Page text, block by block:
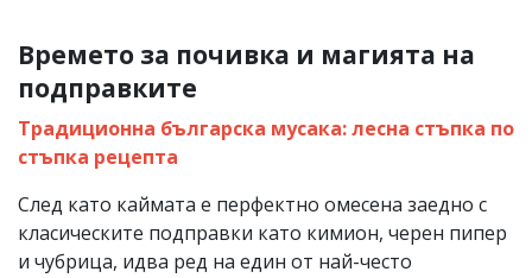
Времето за почивка и магията на
подправките
Традиционна българска мусака: лесна стъпка по
стъпка рецепта
След като каймата е перфектно омесена заедно с
класическите подправки като кимион, черен пипер
и чубрица, идва ред на един от най-често